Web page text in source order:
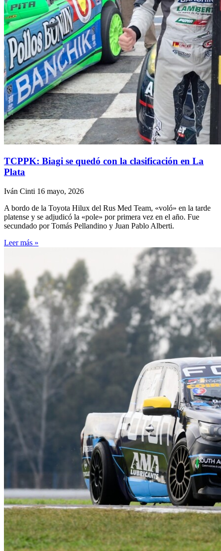
TCPPK: Biagi se quedó con la clasificación en La
Plata
Iván Cinti 16 mayo, 2026
A bordo de la Toyota Hilux del Rus Med Team, «voló» en la tarde
platense y se adjudicó la «pole» por primera vez en el año. Fue
secundado por Tomás Pellandino y Juan Pablo Alberti.
Leer más »